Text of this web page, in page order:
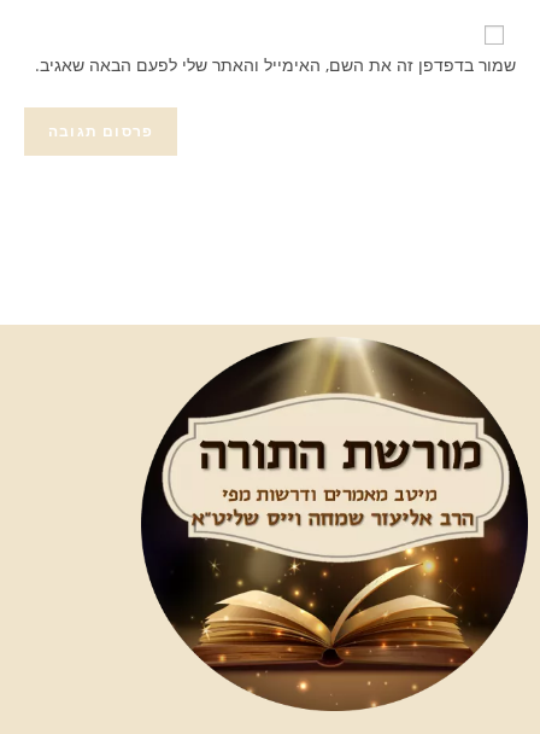
שמור בדפדפן זה את השם, האימייל והאתר שלי לפעם הבאה שאגיב.